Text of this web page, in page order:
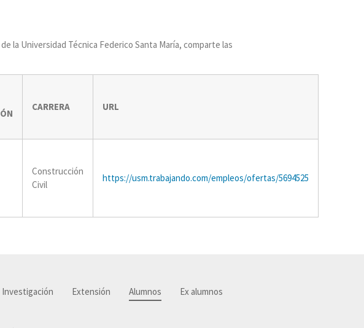
la Universidad Técnica Federico Santa María, comparte las
CARRERA URL
Construcción
Civil
https://usm.trabajando.com/empleos/ofertas/5694525
Investigación Extensión Alumnos Ex alumnos